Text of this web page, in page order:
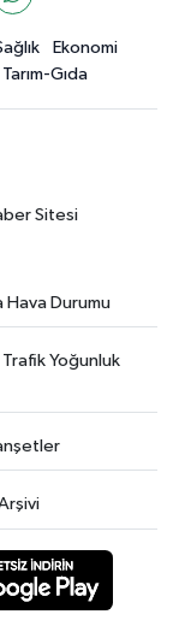
Ekonomi
Tarım-Gıda
Sitesi
Hava Durumu
Yoğunluk